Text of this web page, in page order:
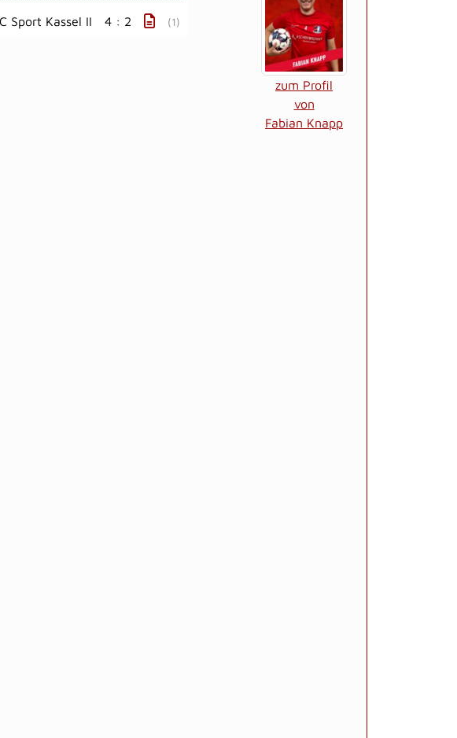
zum Profil
von
Fabian Knapp
Sport Kassel II 4 : 2 (1)